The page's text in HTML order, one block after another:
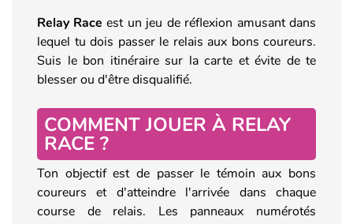
Relay Race est un jeu de réflexion amusant dans
lequel tu dois passer le relais aux bons coureurs.
Suis le bon itinéraire sur la carte et évite de te
blesser ou d'être disqualifié.
COMMENT JOUER À RELAY
RACE ?
Ton objectif est de passer le témoin aux bons
coureurs et d'atteindre l'arrivée dans chaque
course de relais. Les panneaux numérotés